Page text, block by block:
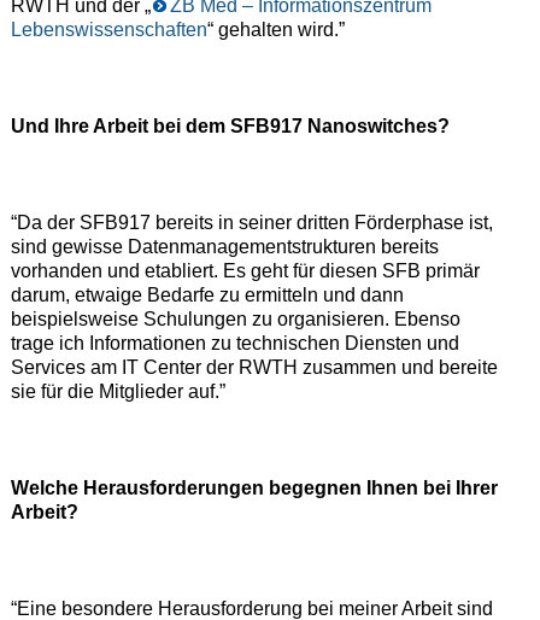
RWTH und der „
ZB Med – Informationszentrum
Lebenswissenschaften“ gehalten wird.”
Und Ihre Arbeit bei dem SFB917 Nanoswitches?
“Da der SFB917 bereits in seiner dritten Förderphase ist,
sind gewisse Datenmanagementstrukturen bereits
vorhanden und etabliert. Es geht für diesen SFB primär
darum, etwaige Bedarfe zu ermitteln und dann
beispielsweise Schulungen zu organisieren. Ebenso
trage ich Informationen zu technischen Diensten und
Services am IT Center der RWTH zusammen und bereite
sie für die Mitglieder auf.”
Welche Herausforderungen begegnen Ihnen bei Ihrer
Arbeit?
“Eine besondere Herausforderung bei meiner Arbeit sind